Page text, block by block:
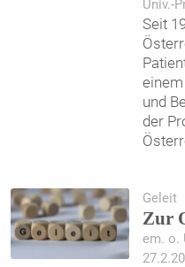
Univ.-
Seit
und
der
Geleit
Zur
em. o.